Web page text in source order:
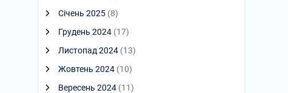
Січень 2025 (8)
Грудень 2024 (17)
Листопад 2024 (13)
Жовтень 2024 (10)
Вересень 2024 (11)